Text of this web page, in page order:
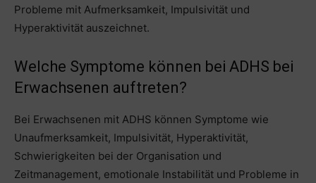
Probleme mit Aufmerksamkeit, Impulsivität und
Hyperaktivität auszeichnet.
Welche Symptome können bei ADHS bei
Erwachsenen auftreten?
Bei Erwachsenen mit ADHS können Symptome wie
Unaufmerksamkeit, Impulsivität, Hyperaktivität,
Schwierigkeiten bei der Organisation und
Zeitmanagement, emotionale Instabilität und Probleme in